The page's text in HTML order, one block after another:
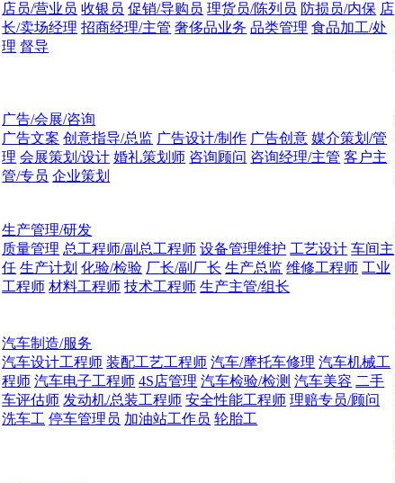
店员/营业员 收银员 促销/导购员 理货员/陈列员 防损员/内保 店
长/卖场经理 招商经理/主管 奢侈品业务 品类管理 食品加工/处
理 督导
广告/会展/咨询
广告文案 创意指导/总监 广告设计/制作 广告创意 媒介策划/管
理 会展策划/设计 婚礼策划师 咨询顾问 咨询经理/主管 客户主
管/专员 企业策划
生产管理/研发
质量管理 总工程师/副总工程师 设备管理维护 工艺设计 车间主
任 生产计划 化验/检验 厂长/副厂长 生产总监 维修工程师 工业
工程师 材料工程师 技术工程师 生产主管/组长
汽车制造/服务
汽车设计工程师 装配工艺工程师 汽车/摩托车修理 汽车机械工
程师 汽车电子工程师 4S店管理 汽车检验/检测 汽车美容 二手
车评估师 发动机/总装工程师 安全性能工程师 理赔专员/顾问
洗车工 停车管理员 加油站工作员 轮胎工